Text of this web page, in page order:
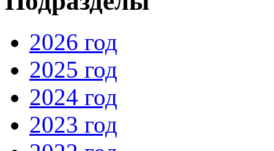
2026 год
2025 год
2024 год
2023 год